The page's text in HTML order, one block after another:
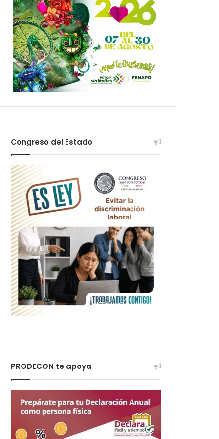
Congreso del Estado
PRODECON te apoya